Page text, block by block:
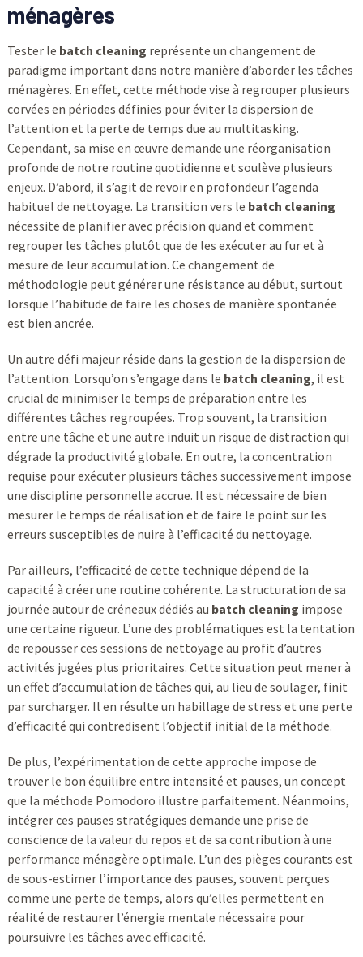
ménagères
Tester le batch cleaning représente un changement de
paradigme important dans notre manière d’aborder les tâches
ménagères. En effet, cette méthode vise à regrouper plusieurs
corvées en périodes définies pour éviter la dispersion de
l’attention et la perte de temps due au multitasking.
Cependant, sa mise en œuvre demande une réorganisation
profonde de notre routine quotidienne et soulève plusieurs
enjeux. D’abord, il s’agit de revoir en profondeur l’agenda
habituel de nettoyage. La transition vers le batch cleaning
nécessite de planifier avec précision quand et comment
regrouper les tâches plutôt que de les exécuter au fur et à
mesure de leur accumulation. Ce changement de
méthodologie peut générer une résistance au début, surtout
lorsque l’habitude de faire les choses de manière spontanée
est bien ancrée.
Un autre défi majeur réside dans la gestion de la dispersion de
l’attention. Lorsqu’on s’engage dans le batch cleaning, il est
crucial de minimiser le temps de préparation entre les
différentes tâches regroupées. Trop souvent, la transition
entre une tâche et une autre induit un risque de distraction qui
dégrade la productivité globale. En outre, la concentration
requise pour exécuter plusieurs tâches successivement impose
une discipline personnelle accrue. Il est nécessaire de bien
mesurer le temps de réalisation et de faire le point sur les
erreurs susceptibles de nuire à l’efficacité du nettoyage.
Par ailleurs, l’efficacité de cette technique dépend de la
capacité à créer une routine cohérente. La structuration de sa
journée autour de créneaux dédiés au batch cleaning impose
une certaine rigueur. L’une des problématiques est la tentation
de repousser ces sessions de nettoyage au profit d’autres
activités jugées plus prioritaires. Cette situation peut mener à
un effet d’accumulation de tâches qui, au lieu de soulager, finit
par surcharger. Il en résulte un habillage de stress et une perte
d’efficacité qui contredisent l’objectif initial de la méthode.
De plus, l’expérimentation de cette approche impose de
trouver le bon équilibre entre intensité et pauses, un concept
que la méthode Pomodoro illustre parfaitement. Néanmoins,
intégrer ces pauses stratégiques demande une prise de
conscience de la valeur du repos et de sa contribution à une
performance ménagère optimale. L’un des pièges courants est
de sous-estimer l’importance des pauses, souvent perçues
comme une perte de temps, alors qu’elles permettent en
réalité de restaurer l’énergie mentale nécessaire pour
poursuivre les tâches avec efficacité.